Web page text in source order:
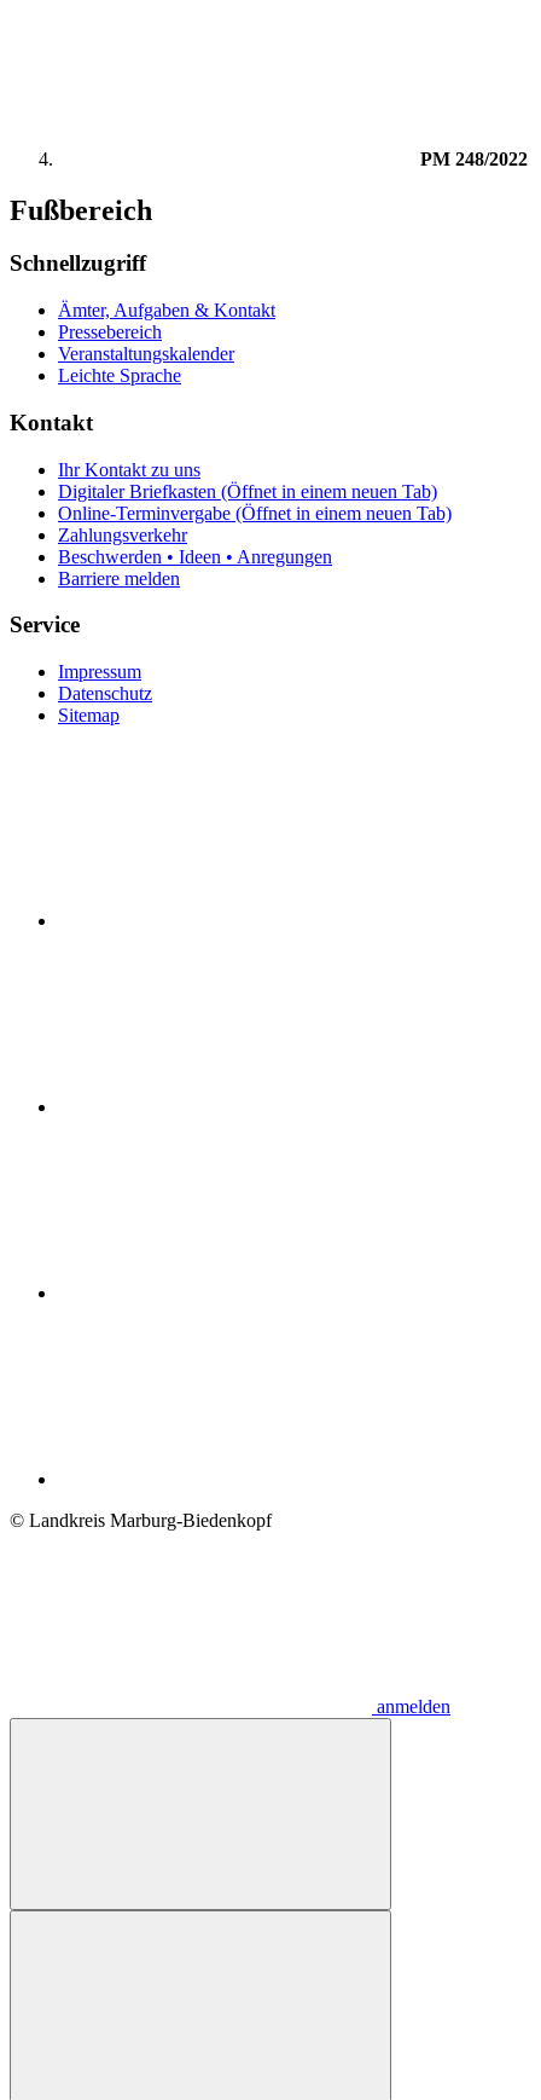
PM 248/2022
Fußbereich
Schnellzugriff
Ämter, Aufgaben & Kontakt
Pressebereich
Veranstaltungskalender
Leichte Sprache
Kontakt
Ihr Kontakt zu uns
Digitaler Briefkasten (Öffnet in einem neuen Tab)
Online-Terminvergabe (Öffnet in einem neuen Tab)
Zahlungsverkehr
Beschwerden • Ideen • Anregungen
Barriere melden
Service
Impressum
Datenschutz
Sitemap
© Landkreis Marburg-Biedenkopf
anmelden